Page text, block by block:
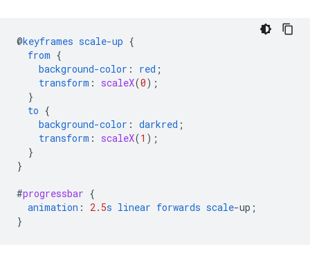
@keyframes scale-up {
from {
background-color : red ;
transform : scaleX(0);
}
to {
background-color : darkred ;
transform : scaleX(1 );
}
}
#progressbar {
animation : 2.5s linear forwards scale-up ;
}